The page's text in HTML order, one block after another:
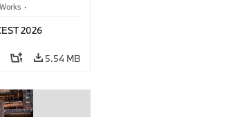
·
2026
5.54 MB